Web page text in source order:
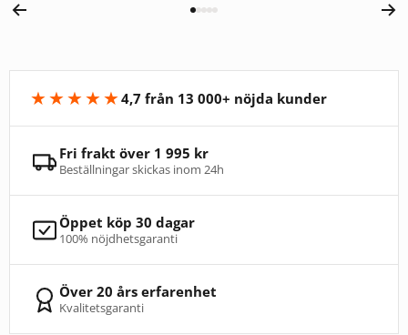
★★★★★4,7 från 13 000+ nöjda kunder
Fri frakt över 1 995 kr
Beställningar skickas inom 24h
Öppet köp 30 dagar
100% nöjdhetsgaranti
Över 20 års erfarenhet
Kvalitetsgaranti